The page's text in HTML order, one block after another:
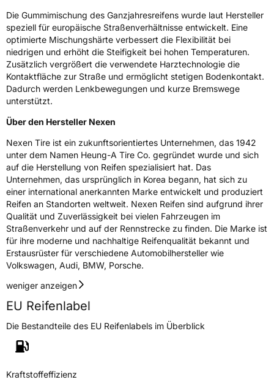
Die Gummimischung des Ganzjahresreifens wurde laut Hersteller
speziell für europäische Straßenverhältnisse entwickelt. Eine
optimierte Mischungshärte verbessert die Flexibilität bei
niedrigen und erhöht die Steifigkeit bei hohen Temperaturen.
Zusätzlich vergrößert die verwendete Harztechnologie die
Kontaktfläche zur Straße und ermöglicht stetigen Bodenkontakt.
Dadurch werden Lenkbewegungen und kurze Bremswege
unterstützt.
Über den Hersteller Nexen
Nexen Tire ist ein zukunftsorientiertes Unternehmen, das 1942
unter dem Namen Heung-A Tire Co. gegründet wurde und sich
auf die Herstellung von Reifen spezialisiert hat. Das
Unternehmen, das ursprünglich in Korea begann, hat sich zu
einer international anerkannten Marke entwickelt und produziert
Reifen an Standorten weltweit. Nexen Reifen sind aufgrund ihrer
Qualität und Zuverlässigkeit bei vielen Fahrzeugen im
Straßenverkehr und auf der Rennstrecke zu finden. Die Marke ist
für ihre moderne und nachhaltige Reifenqualität bekannt und
Erstausrüster für verschiedene Automobilhersteller wie
Volkswagen, Audi, BMW, Porsche.
weniger anzeigen
EU Reifenlabel
Die Bestandteile des EU Reifenlabels im Überblick
Kraftstoffeffizienz